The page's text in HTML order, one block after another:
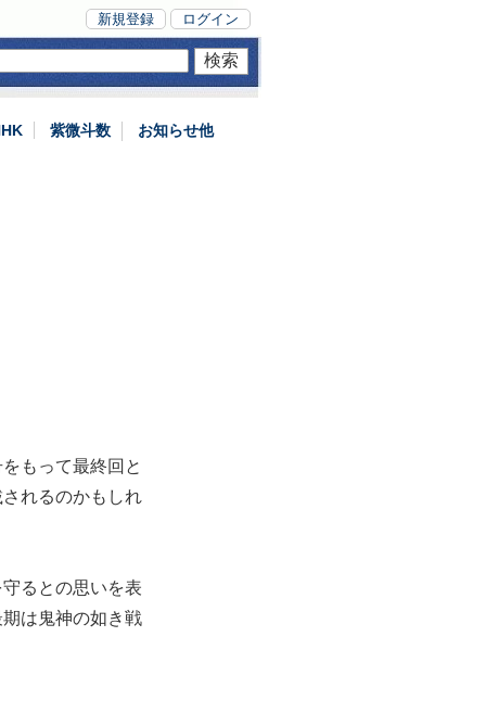
新規登録 ログイン
紫微斗数 お知らせ他
もって最終回と
れるのかもしれ
るとの思いを表
は鬼神の如き戦